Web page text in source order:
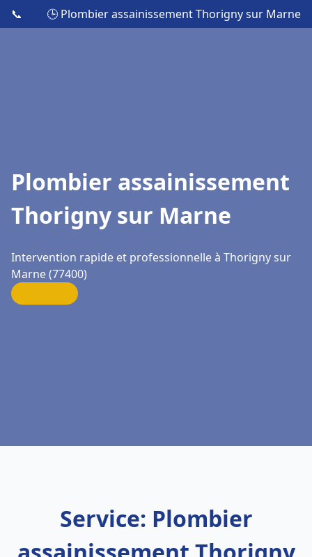
📞 🕒 Plombier assainissement Thorigny sur Marne
Plombier assainissement
Thorigny sur Marne
Intervention rapide et professionnelle à Thorigny sur
Marne (77400)
Service: Plombier